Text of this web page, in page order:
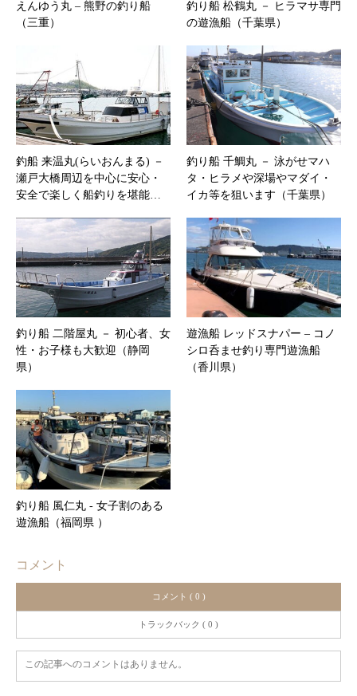
えんゆう丸 – 熊野の釣り船
（三重）
釣り船 松鶴丸 － ヒラマサ専門
の遊漁船（千葉県）
釣船 来温丸(らいおんまる) －
瀬戸大橋周辺を中心に安心・
安全で楽しく船釣りを堪能…
釣り船 千鯛丸 － 泳がせマハ
タ・ヒラメや深場やマダイ・
イカ等を狙います（千葉県）
釣り船 二階屋丸 － 初心者、女
性・お子様も大歓迎（静岡
県）
遊漁船 レッドスナパー – コノ
シロ呑ませ釣り専門遊漁船
（香川県）
釣り船 風仁丸 ‐ 女子割のある
遊漁船（福岡県 ）
コメント
コメント ( 0 )
トラックバック ( 0 )
この記事へのコメントはありません。